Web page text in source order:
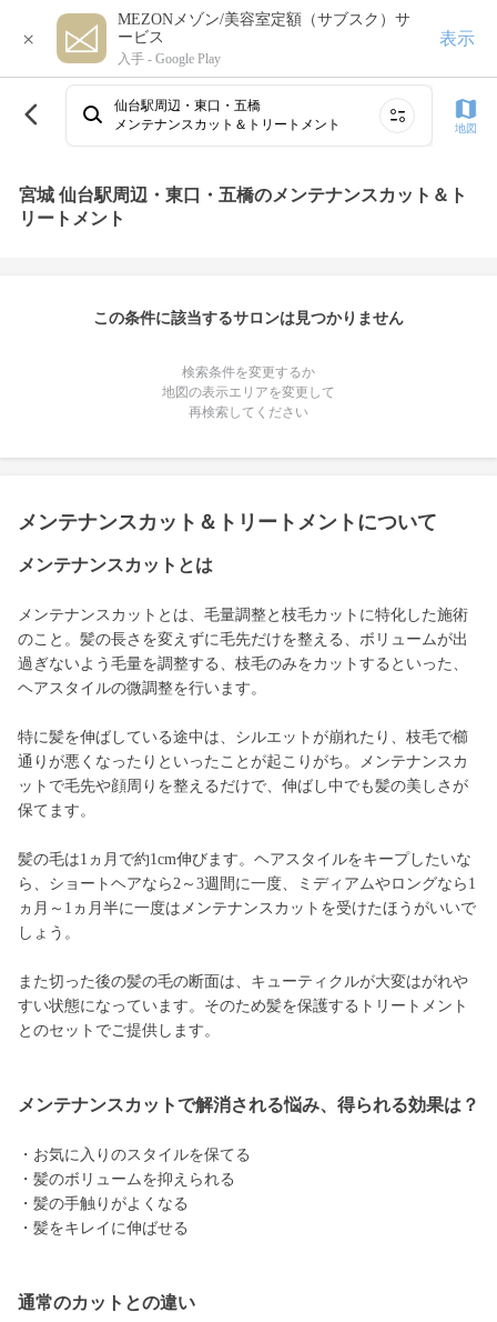
×
MEZONメゾン/美容室定額（サブスク）サ
ービス
入手 - Google Play
表示
仙台駅周辺・東口・五橋
メンテナンスカット＆トリートメント
地図
宮城 仙台駅周辺・東口・五橋のメンテナンスカット＆ト
リートメント
この条件に該当するサロンは見つかりません
検索条件を変更するか
地図の表示エリアを変更して
再検索してください
メンテナンスカット＆トリートメントについて
メンテナンスカットとは
メンテナンスカットとは、毛量調整と枝毛カットに特化した施術
のこと。髪の長さを変えずに毛先だけを整える、ボリュームが出
過ぎないよう毛量を調整する、枝毛のみをカットするといった、
ヘアスタイルの微調整を行います。
特に髪を伸ばしている途中は、シルエットが崩れたり、枝毛で櫛
通りが悪くなったりといったことが起こりがち。メンテナンスカ
ットで毛先や顔周りを整えるだけで、伸ばし中でも髪の美しさが
保てます。
髪の毛は1ヵ月で約1cm伸びます。ヘアスタイルをキープしたいな
ら、ショートヘアなら2～3週間に一度、ミディアムやロングなら1
ヵ月～1ヵ月半に一度はメンテナンスカットを受けたほうがいいで
しょう。
また切った後の髪の毛の断面は、キューティクルが大変はがれや
すい状態になっています。そのため髪を保護するトリートメント
とのセットでご提供します。
メンテナンスカットで解消される悩み、得られる効果は？
・お気に入りのスタイルを保てる
・髪のボリュームを抑えられる
・髪の手触りがよくなる
・髪をキレイに伸ばせる
通常のカットとの違い